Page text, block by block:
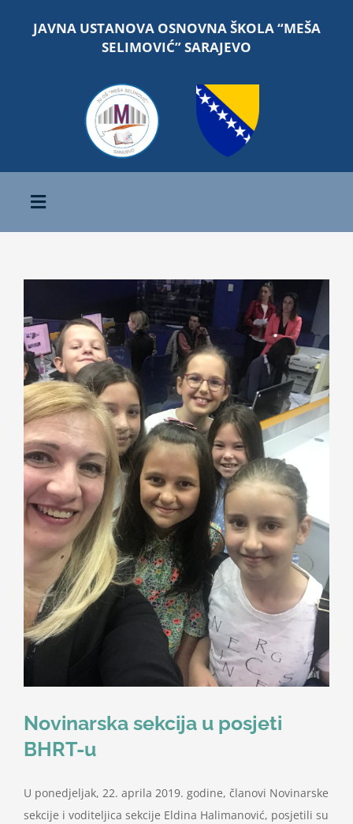
JAVNA USTANOVA OSNOVNA ŠKOLA “MEŠA
SELIMOVIĆ” SARAJEVO
Toggle
Navigation
O školi
Nastava
Učenici
Školske vijesti
Obavještenja
Vijeće roditelja
Kontakt
Novinarska sekcija u posjeti
BHRT-u
U ponedjeljak, 22. aprila 2019. godine, članovi Novinarske
sekcije i voditeljica sekcije Eldina Halimanović, posjetili su